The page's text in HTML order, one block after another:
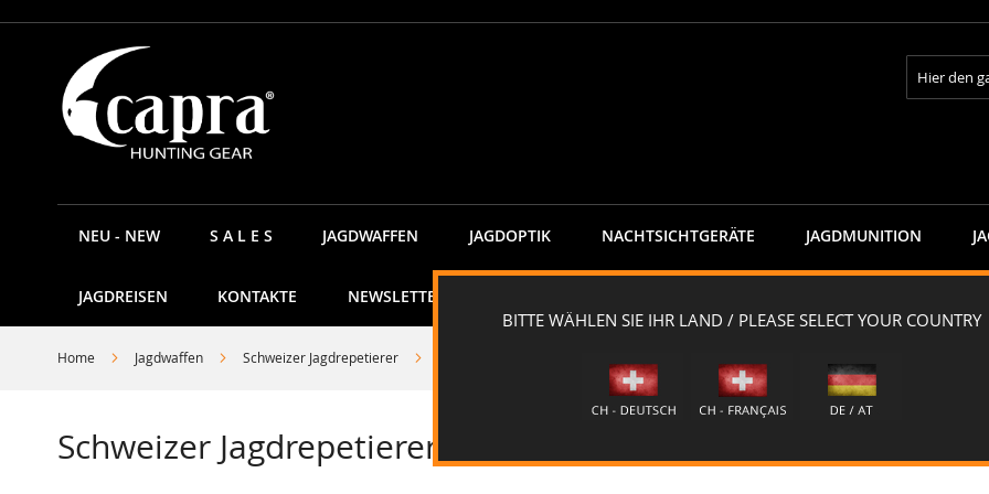
Direkt
Inhalt
Suche
NEU - NEW S A L E S JAGDWAFFEN JAGDOPTIK NACHTSICHTGERÄTE JAGDMUNITION
JAGDREISEN KONTAKTE NEWSLETTER
Home Jagdwaffen Schweizer Jagdrepetierer
Schweizer Jagdrepetierer CAPRA SUMMIT6 "MATTERHORN"